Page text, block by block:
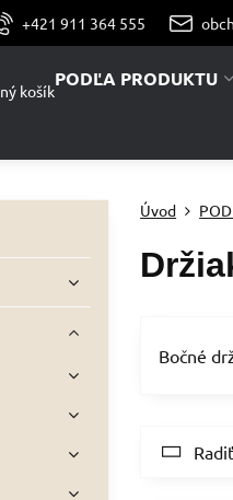
+421 911 364 555
košík
PODĽA PRODUKTU
Úvod
Bočné